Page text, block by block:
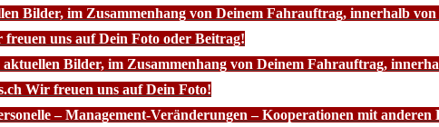
Bilder, im Zusammenhang von Deinem Fahrauftrag, innerhalb
uns auf Dein Foto oder Beitrag!
Bilder, im Zusammenhang von Deinem Fahrauftrag,
Wir freuen uns auf Dein Foto!
– Management-Veränderungen – Kooperationen mit